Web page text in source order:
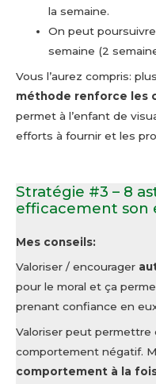
la semaine.
On peut
semaine (2
Vous l’aurez compris:
méthode renforce les
permet à l’enfant de
efforts à fournir et les
Stratégie #3 – 8
efficacement son
Mes conseils:
Valoriser / encourager
pour le moral et ça
prenant confiance en
Valoriser peut permettre
comportement négatif.
comportement à la